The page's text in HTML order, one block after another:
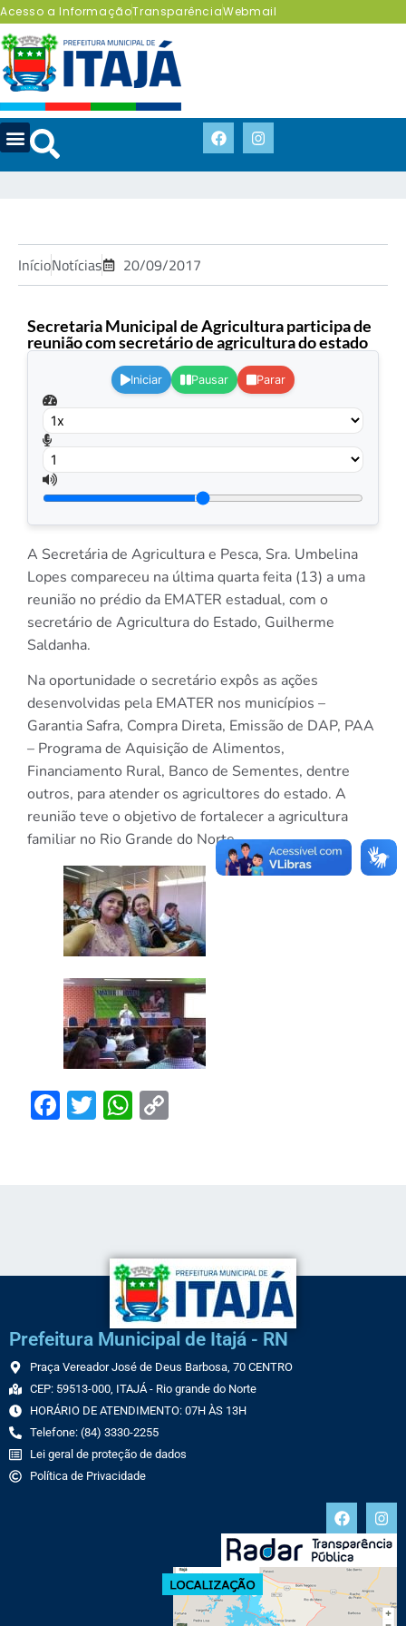
Acesso a InformaçãoTransparênciaWebmail
InícioNotícias 20/09/2017
Secretaria Municipal de Agricultura participa de
reunião com secretário de agricultura do estado
Iniciar Pausar Parar
A Secretária de Agricultura e Pesca, Sra. Umbelina
Lopes compareceu na última quarta feita (13) a uma
reunião no prédio da EMATER estadual, com o
secretário de Agricultura do Estado, Guilherme
Saldanha.
Na oportunidade o secretário expôs as ações
desenvolvidas pela EMATER nos municípios –
Garantia Safra, Compra Direta, Emissão de DAP, PAA
– Programa de Aquisição de Alimentos,
Financiamento Rural, Banco de Sementes, dentre
outros, para atender os agricultores do estado. A
reunião teve o objetivo de fortalecer a agricultura
familiar no Rio Grande do Norte.
Facebook
TwitterWhatsApp
Prefeitura Municipal de Itajá - RN
Praça Vereador José de Deus Barbosa, 70 CENTRO
CEP: 59513-000, ITAJÁ - Rio grande do Norte
HORÁRIO DE ATENDIMENTO: 07H ÀS 13H
Telefone: (84) 3330-2255
Lei geral de proteção de dados
Política de Privacidade